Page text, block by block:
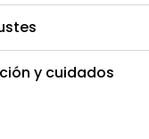
y cuidados